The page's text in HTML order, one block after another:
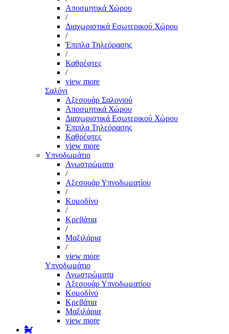
Αποσμητικά Χώρου
/
Διαχωριστικά Εσωτερικού Χώρου
/
Έπιπλα Τηλεόρασης
/
Καθρέφτες
/
view more
Σαλόνι
Αξεσουάρ Σαλονιού
Αποσμητικά Χώρου
Διαχωριστικά Εσωτερικού Χώρου
Έπιπλα Τηλεόρασης
Καθρέφτες
view more
Υπνοδωμάτιο
Ανωστρώματα
/
Αξεσουάρ Υπνοδωματίου
/
Κομοδίνο
/
Κρεβάτια
/
Μαξιλάρια
/
view more
Υπνοδωμάτιο
Ανωστρώματα
Αξεσουάρ Υπνοδωματίου
Κομοδίνο
Κρεβάτια
Μαξιλάρια
view more